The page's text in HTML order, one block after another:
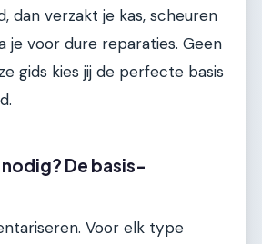
dan verzakt je kas, scheuren
je voor dure reparaties. Geen
gids kies jij de perfecte basis
De basis-
Voor elk type